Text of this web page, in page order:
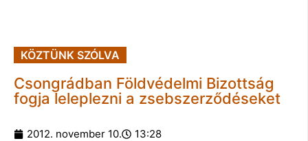
KÖZTÜNK SZÓLVA
Csongrádban Földvédelmi Bizottság
fogja leleplezni a zsebszerződéseket
2012. november 10. 13:28